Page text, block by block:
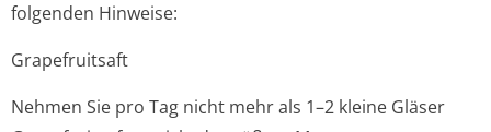
folgenden Hinweise:
Grapefruitsaft
Nehmen Sie pro Tag nicht mehr als 1–2 kleine Gläser